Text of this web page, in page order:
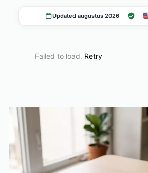
Updated augustus 2026
Failed to load. Retry